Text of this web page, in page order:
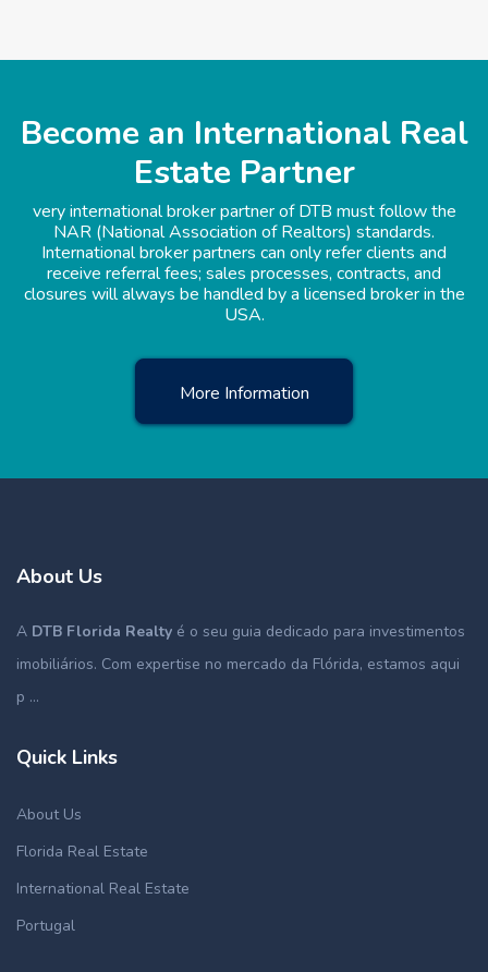
Become an International Real
Estate Partner
very international broker partner of DTB must follow the
NAR (National Association of Realtors) standards.
International broker partners can only refer clients and
receive referral fees; sales processes, contracts, and
closures will always be handled by a licensed broker in the
USA.
More Information
About Us
A DTB Florida Realty é o seu guia dedicado para investimentos
imobiliários. Com expertise no mercado da Flórida, estamos aqui
p ...
Quick Links
About Us
Florida Real Estate
International Real Estate
Portugal